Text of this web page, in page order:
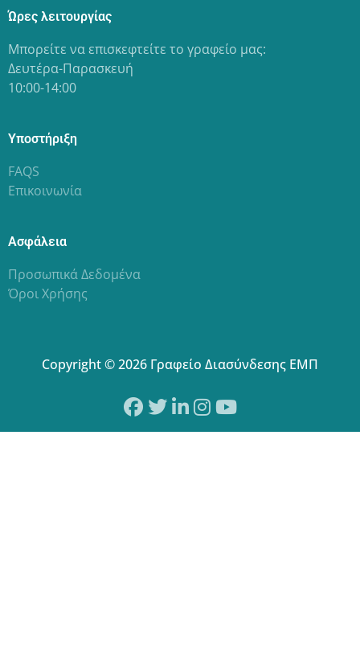
Ώρες λειτουργίας
Μπορείτε να επισκεφτείτε το γραφείο μας:
Δευτέρα-Παρασκευή
10:00-14:00
Υποστήριξη
FAQS
Επικοινωνία
Ασφάλεια
Προσωπικά Δεδομένα
Όροι Χρήσης
Copyright © 2026 Γραφείο Διασύνδεσης ΕΜΠ